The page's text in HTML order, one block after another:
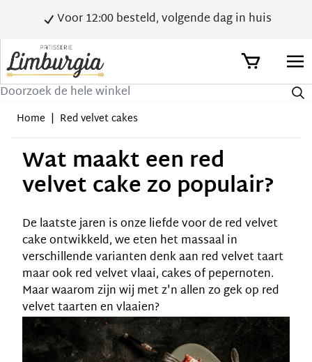
Voor 12:00 besteld, volgende dag in huis
Zoek
Home | Red velvet cakes
Wat maakt een red
velvet cake zo populair?
De laatste jaren is onze liefde voor de red velvet
cake ontwikkeld, we eten het massaal in
verschillende varianten denk aan red velvet taart
maar ook red velvet vlaai, cakes of pepernoten.
Maar waarom zijn wij met z'n allen zo gek op red
velvet taarten envlaaien?